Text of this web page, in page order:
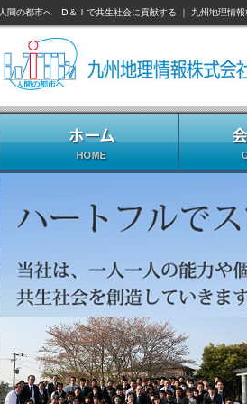
人間の都市へ Ⅾ＆Ｉで共生社会に貢献する ｜ 九州地理情報